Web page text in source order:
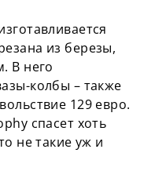
из березы,
В него
колбы – также
129 евро.
спасет хоть
не такие уж и